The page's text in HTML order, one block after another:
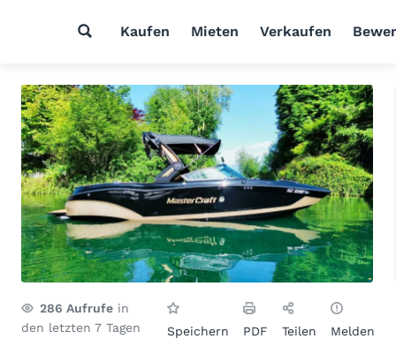
Kaufen Mieten Verkaufen
286 Aufrufe in
den letzten 7 Tagen
Speichern PDF Teilen Melden